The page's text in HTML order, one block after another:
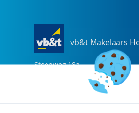
vb&t Makelaars
Steenweg 18a
helmond@vbtmakelaars.nl